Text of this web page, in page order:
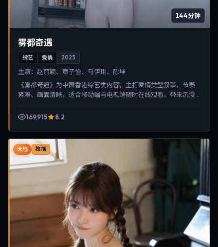
144分钟
雾都奇遇
综艺 爱情 2023
主演： 赵丽颖、章子怡、马伊琍、陈坤
《雾都奇遇》为中国香港综艺类内容，主打爱情类型叙事，节奏
紧凑、画面清晰，适合移动端与电视端随时在线观看，带来沉浸
169,915
8.2
大陆 独播